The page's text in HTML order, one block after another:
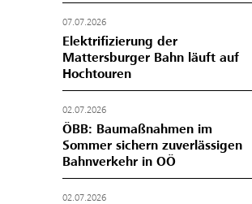
07.07.2026
Elektrifizierung der
Mattersburger Bahn läuft auf
Hochtouren
02.07.2026
ÖBB: Baumaßnahmen im
Sommer sichern zuverlässigen
Bahnverkehr in OÖ
02.07.2026